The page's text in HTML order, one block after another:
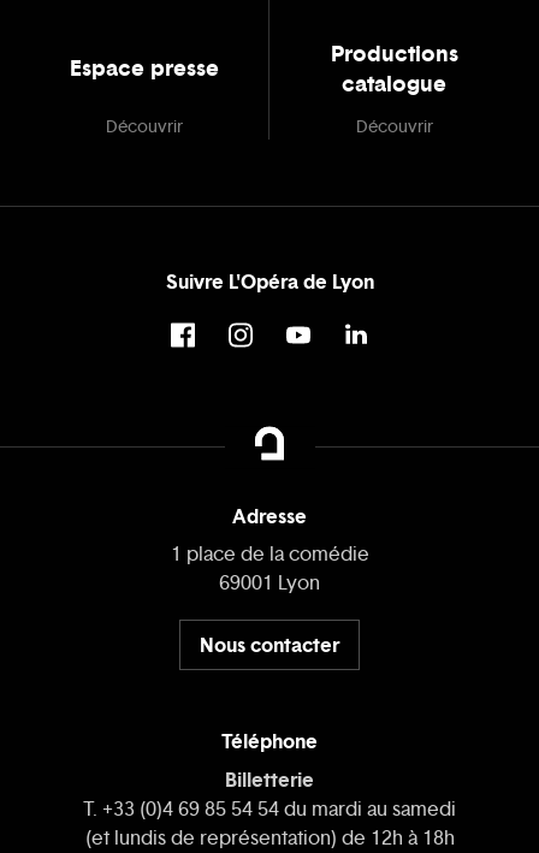
Espace presse
Découvrir
Productions
catalogue
Découvrir
Suivre L'Opéra de Lyon
Adresse
1 place de la comédie
69001 Lyon
Nous contacter
Téléphone
Billetterie
T. +33 (0)4 69 85 54 54 du mardi au samedi
(et lundis de représentation) de 12h à 18h